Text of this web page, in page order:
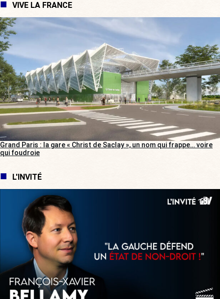
VIVE LA FRANCE
Grand Paris : la gare « Christ de Saclay », un nom qui frappe… voire
qui foudroie
L'INVITÉ